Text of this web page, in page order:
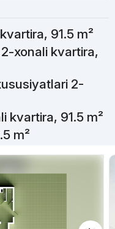
91.5 m²
xonali kvartira,
2-
kvartira, 91.5 m²
m²